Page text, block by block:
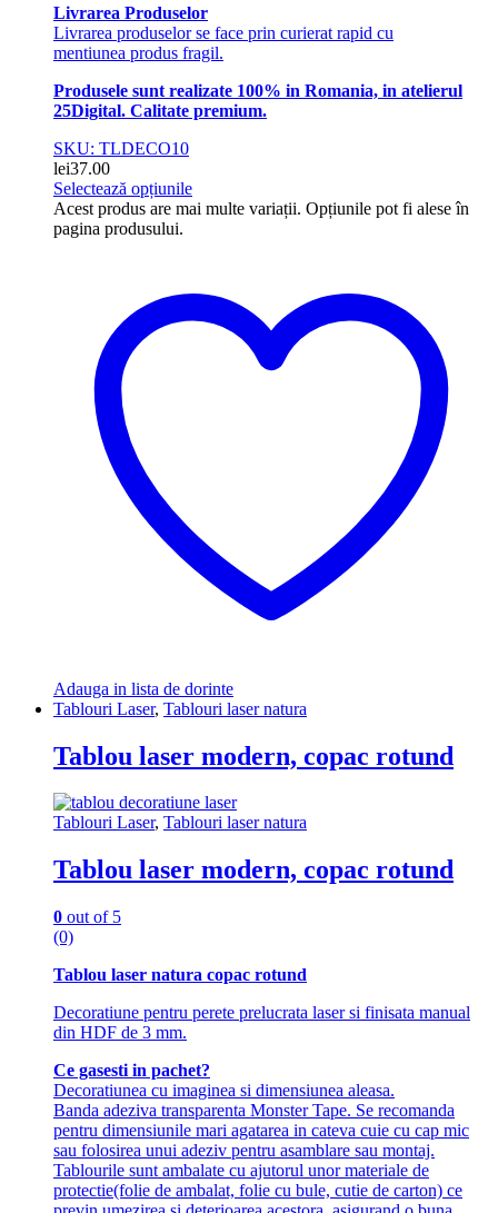
Livrarea Produselor
Livrarea produselor se face prin curierat rapid cu
mentiunea produs fragil.
Produsele sunt realizate 100% in Romania, in atelierul
25Digital. Calitate premium.
SKU: TLDECO10
lei37.00
Selectează opțiunile
Acest produs are mai multe variații. Opțiunile pot fi alese în
pagina produsului.
Adauga in lista de dorinte
Tablouri Laser, Tablouri laser natura
Tablou laser modern, copac rotund
Tablouri Laser, Tablouri laser natura
Tablou laser modern, copac rotund
0 out of 5
(0)
Tablou laser natura copac rotund
Decoratiune pentru perete prelucrata laser si finisata manual
din HDF de 3 mm.
Ce gasesti in pachet?
Decoratiunea cu imaginea si dimensiunea aleasa.
Banda adeziva transparenta Monster Tape. Se recomanda
pentru dimensiunile mari agatarea in cateva cuie cu cap mic
sau folosirea unui adeziv pentru asamblare sau montaj.
Tablourile sunt ambalate cu ajutorul unor materiale de
protectie(folie de ambalat, folie cu bule, cutie de carton) ce